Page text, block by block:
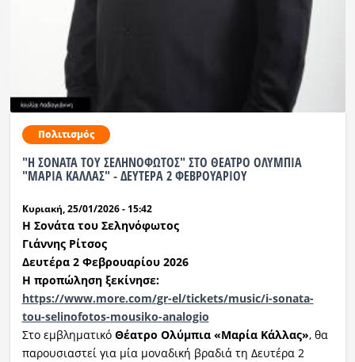
Πολιτισμός
"Η ΣΟΝΑΤΑ ΤΟΥ ΣΕΛΗΝΟΦΩΤΟΣ" ΣΤΟ ΘΕΑΤΡΟ ΟΛΥΜΠΙΑ
"ΜΑΡΙΑ ΚΑΛΛΑΣ" - ΔΕΥΤΕΡΑ 2 ΦΕΒΡΟΥΑΡΙΟΥ
Κυριακή, 25/01/2026 - 15:42
Η Σονάτα του Σεληνόφωτος
Γιάννης Ρίτσος
Δευτέρα 2 Φεβρουαρίου2026
Η προπώληση ξεκίνησε:
https://www.more.com/gr-el/tickets/music/i-sonata-
tou-selinofotos-mousiko-analogio
Στο εμβληματικό Θέατρο Ολύμπια «Μαρία Κάλλας», θα
παρουσιαστεί για μία μοναδική βραδιά τη Δευτέρα 2